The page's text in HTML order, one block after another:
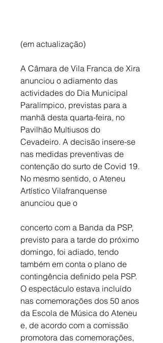
(em actualização)
A Câmara de Vila Franca de Xira
anunciou o adiamento das
actividades do Dia Municipal
Paralímpico, previstas para a
manhã desta quarta-feira, no
Pavilhão Multiusos do
Cevadeiro. A decisão insere-se
nas medidas preventivas de
contenção do surto de Covid 19.
No mesmo sentido, o Ateneu
Artístico Vilafranquense
anunciou que o
concerto com a Banda da PSP,
previsto para a tarde do próximo
domingo, foi adiado, tendo
também em conta o plano de
contingência definido pela PSP.
O espectáculo estava incluído
nas comemorações dos 50 anos
da Escola de Música do Ateneu
e, de acordo com a comissão
promotora das comemorações,